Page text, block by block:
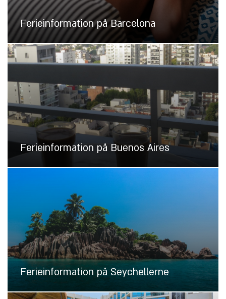
Ferieinformation på Barcelona
Ferieinformation på Buenos Aires
Ferieinformation på Seychellerne